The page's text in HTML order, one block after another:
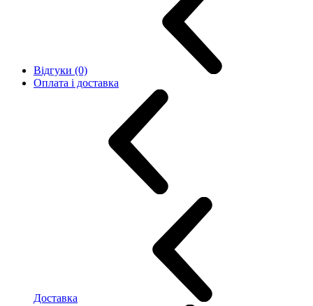
Відгуки (0)
Оплата і доставка
Доставка